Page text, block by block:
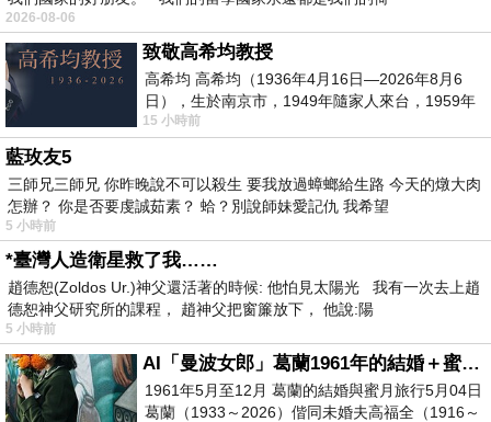
2026-08-06
致敬高希均教授
高希均 高希均（1936年4月16日—2026年8月6
日），生於南京市，1949年隨家人來台，1959年
赴美深造並取得經濟發展博士學位。曾任
15 小時前
藍玫友5
三師兄三師兄 你昨晚說不可以殺生 要我放過蟑螂給生路 今天的燉大肉
怎辦？ 你是否要虔誠茹素？ 蛤？別說師妹愛記仇 我希望
5 小時前
*臺灣人造衛星救了我……
趙德恕(Zoldos Ur.)神父還活著的時候: 他怕見太陽光 我有一次去上趙
德恕神父研究所的課程， 趙神父把窗簾放下， 他說:陽
5 小時前
AI「曼波女郎」葛蘭1961年的結婚＋蜜月旅行 #戀上老電影 #葛蘭 #粟子
1961年5月至12月 葛蘭的結婚與蜜月旅行5月04日
葛蘭（1933～2026）偕同未婚夫高福全（1916～